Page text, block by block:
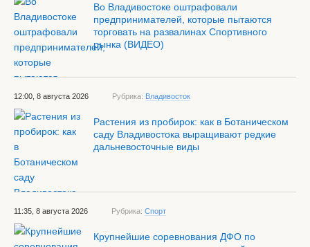
Во Владивостоке оштрафовали
предпринимателей, которые пытаются
торговать на развалинах Спортивного
рынка (ВИДЕО)
12:00, 8 августа 2026 Рубрика: Владивосток
Растения из пробирок: как в Ботаническом
саду Владивостока выращивают редкие
дальневосточные виды
11:35, 8 августа 2026 Рубрика: Спорт
Крупнейшие соревнования ДФО по